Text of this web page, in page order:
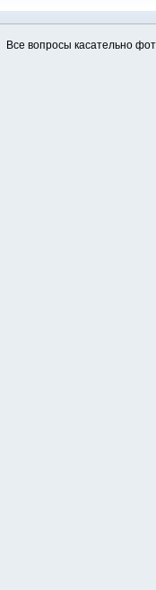
Все вопросы касательно